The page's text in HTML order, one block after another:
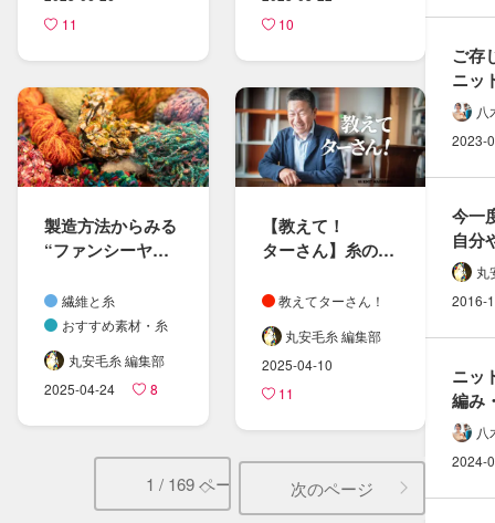
11
10
製造方​法から​みる​
“ファンシーヤー
繊維と糸
おすすめ素材・糸
丸安毛糸 編集部
2025-04-24
8
【教えて！​
ターさん​】糸の​
教えてターさん！
丸安毛糸 編集部
2025-04-10
11
1 / 169 ページ 次のページ
ご存
ニッ
欠か
方​「
八
2023-
今​一
自分
効果丸
2016-
ニッ
編み
片畦
説明
八
2024-